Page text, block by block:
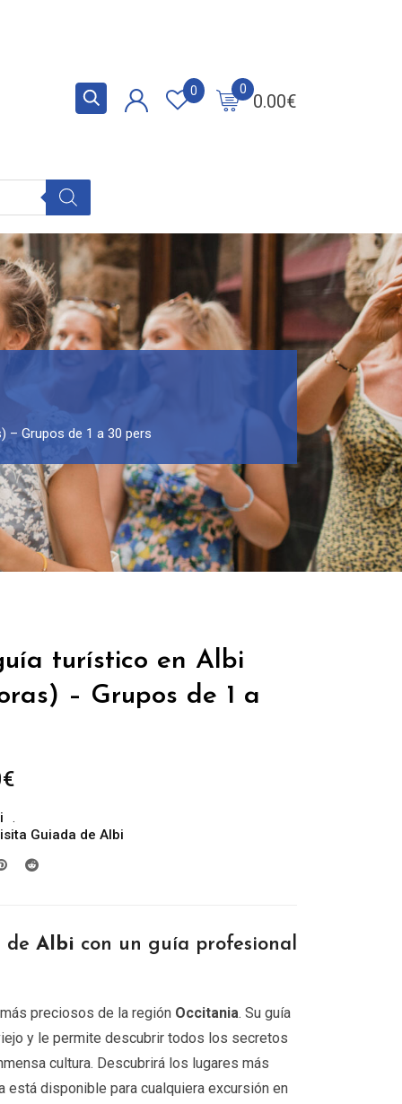
0.00€
0
0
– Grupos de 1 a 30 pers
turístico en Albi
– Grupos de 1 a
€Rango
precios:
desde
219.00€
649.00€
Guiada de Albi
de Albi con un guía profesional
preciosos de la región Occitania. Su guía
y le permite descubrir todos los secretos
cultura. Descubrirá los lugares más
está disponible para cualquiera excursión en